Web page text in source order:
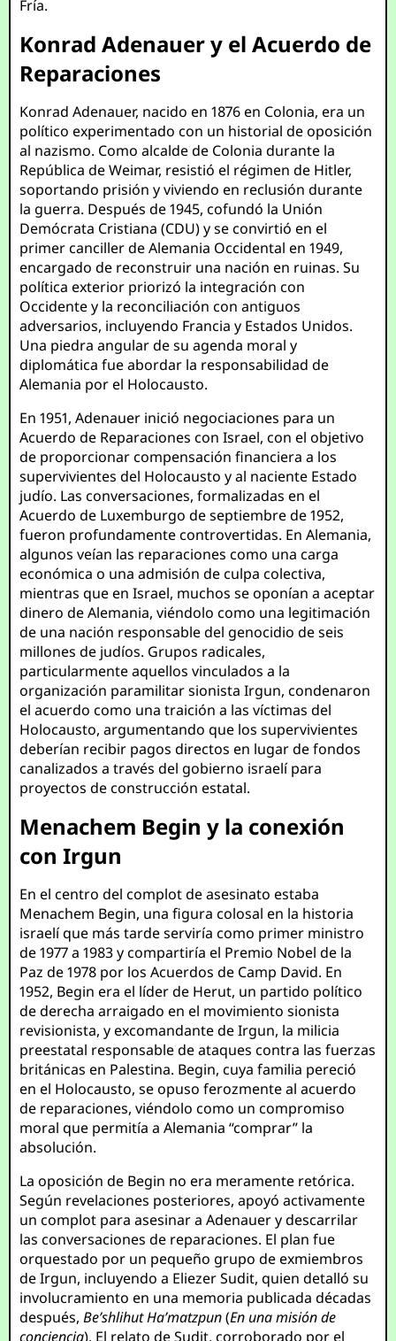
Fría.
Konrad Adenauer y el Acuerdo de
Reparaciones
Konrad Adenauer, nacido en 1876 en Colonia, era un
político experimentado con un historial de oposición
al nazismo. Como alcalde de Colonia durante la
República de Weimar, resistió el régimen de Hitler,
soportando prisión y viviendo en reclusión durante
la guerra. Después de 1945, cofundó la Unión
Demócrata Cristiana (CDU) y se convirtió en el
primer canciller de Alemania Occidental en 1949,
encargado de reconstruir una nación en ruinas. Su
política exterior priorizó la integración con
Occidente y la reconciliación con antiguos
adversarios, incluyendo Francia y Estados Unidos.
Una piedra angular de su agenda moral y
diplomática fue abordar la responsabilidad de
Alemania por el Holocausto.
En 1951, Adenauer inició negociaciones para un
Acuerdo de Reparaciones con Israel, con el objetivo
de proporcionar compensación financiera a los
supervivientes del Holocausto y al naciente Estado
judío. Las conversaciones, formalizadas en el
Acuerdo de Luxemburgo de septiembre de 1952,
fueron profundamente controvertidas. En Alemania,
algunos veían las reparaciones como una carga
económica o una admisión de culpa colectiva,
mientras que en Israel, muchos se oponían a aceptar
dinero de Alemania, viéndolo como una legitimación
de una nación responsable del genocidio de seis
millones de judíos. Grupos radicales,
particularmente aquellos vinculados a la
organización paramilitar sionista Irgun, condenaron
el acuerdo como una traición a las víctimas del
Holocausto, argumentando que los supervivientes
deberían recibir pagos directos en lugar de fondos
canalizados a través del gobierno israelí para
proyectos de construcción estatal.
Menachem Begin y la conexión
con Irgun
En el centro del complot de asesinato estaba
Menachem Begin, una figura colosal en la historia
israelí que más tarde serviría como primer ministro
de 1977 a 1983 y compartiría el Premio Nobel de la
Paz de 1978 por los Acuerdos de Camp David. En
1952, Begin era el líder de Herut, un partido político
de derecha arraigado en el movimiento sionista
revisionista, y excomandante de Irgun, la milicia
preestatal responsable de ataques contra las fuerzas
británicas en Palestina. Begin, cuya familia pereció
en el Holocausto, se opuso ferozmente al acuerdo
de reparaciones, viéndolo como un compromiso
moral que permitía a Alemania “comprar” la
absolución.
La oposición de Begin no era meramente retórica.
Según revelaciones posteriores, apoyó activamente
un complot para asesinar a Adenauer y descarrilar
las conversaciones de reparaciones. El plan fue
orquestado por un pequeño grupo de exmiembros
de Irgun, incluyendo a Eliezer Sudit, quien detalló su
involucramiento en una memoria publicada décadas
después,Be’shlihut Ha’matzpun(En una misión de
conciencia). El relato de Sudit, corroborado por el